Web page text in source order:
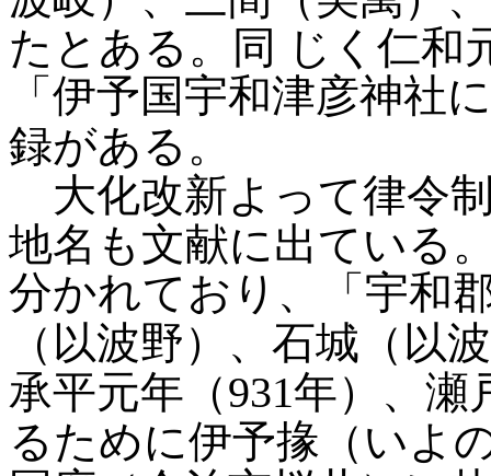
たとある。同 じく仁和
「伊予国宇和津彦神社
録がある。
大化改新よって律令
地名も文献に出ている
分かれており、「宇和
（以波野）、石城（以波
承平元年（931年）、
るために伊予掾（いよ